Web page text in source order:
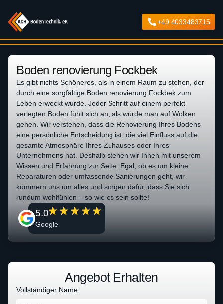
+49 4033483715
Boden renovierung Fockbek
Es gibt nichts Schöneres, als in einem Raum zu stehen, der
durch eine sorgfältige Boden renovierung Fockbek zum
Leben erweckt wurde. Jeder Schritt auf einem perfekt
verlegten Boden fühlt sich an, als würde man auf Wolken
gehen. Wir verstehen, dass die Renovierung Ihres Bodens
eine persönliche Entscheidung ist, die viel Einfluss auf die
gesamte Atmosphäre Ihres Zuhauses oder Ihres
Unternehmens hat. Deshalb stehen wir Ihnen mit unserem
Wissen und Erfahrung zur Seite. Egal, ob es um kleine
Reparaturen oder umfassende Sanierungen geht, wir
kümmern uns um alles und sorgen dafür, dass Sie sich
rundum wohlfühlen – so wie es sein sollte!
5.0
Google
Angebot Erhalten
Vollständiger Name